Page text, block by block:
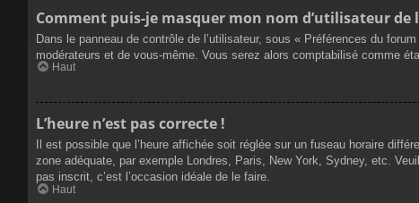
Comment puis-je masquer mon nom d’utilisateur
Dans le panneau de contrôle de l’utilisateur, sous « Préférences du
modérateurs et de vous-même. Vous serez alors comptabilisé comme
Haut
L’heure n’est pas correcte !
Il est possible que l’heure affichée soit réglée sur un fuseau horaire
zone adéquate, par exemple Londres, Paris, New York, Sydney, etc.
pas inscrit, c’est l’occasion idéale de le faire.
Haut